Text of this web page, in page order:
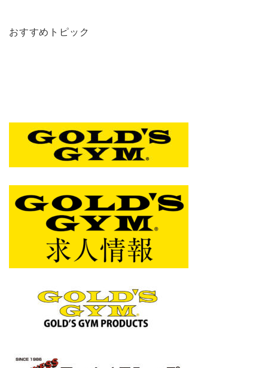
おすすめトピック